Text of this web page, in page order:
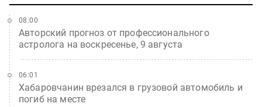
Авторский прогноз от профессионального
астролога на воскресенье, 9 августа
08:00
Хабаровчанин врезался в грузовой автомобиль и
погиб на месте
06:01